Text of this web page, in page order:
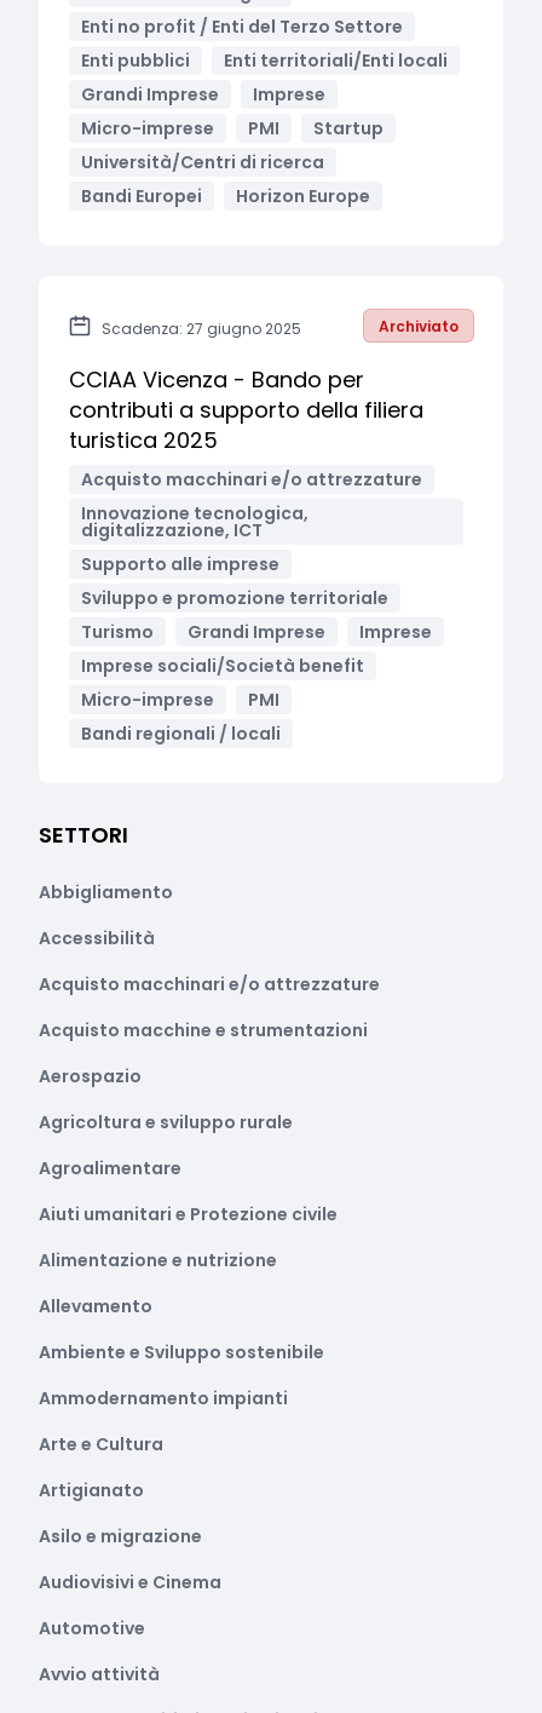
Enti no profit / Enti del Terzo Settore
Enti pubblici
Enti territoriali/Enti locali
Grandi Imprese
Imprese
Micro-imprese
PMI
Startup
Università/Centri di ricerca
Bandi Europei
Horizon Europe
Scadenza: 27 giugno 2025 Archiviato
CCIAA Vicenza - Bando per
contributi a supporto della filiera
turistica 2025
Acquisto macchinari e/o attrezzature
Innovazione tecnologica,
digitalizzazione, ICT
Supporto alle imprese
Sviluppo e promozione territoriale
Turismo
Grandi Imprese
Imprese
Imprese sociali/Società benefit
Micro-imprese
PMI
Bandi regionali / locali
SETTORI
Abbigliamento
Accessibilità
Acquisto macchinari e/o attrezzature
Acquisto macchine e strumentazioni
Aerospazio
Agricoltura e sviluppo rurale
Agroalimentare
Aiuti umanitari e Protezione civile
Alimentazione e nutrizione
Allevamento
Ambiente e Sviluppo sostenibile
Ammodernamento impianti
Arte e Cultura
Artigianato
Asilo e migrazione
Audiovisivi e Cinema
Automotive
Avvio attività